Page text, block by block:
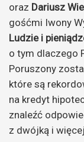
oraz Dariusz
gośćmi Iwony
Ludzie i
o tym dlaczego
Poruszony
które są
na kredyt
znaleźć
z dwójką i